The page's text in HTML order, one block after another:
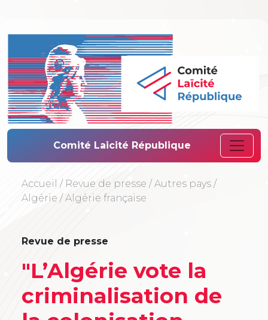
Comité Laïcité
Comité Laicité République
Accueil / Revue de presse / Autres pays /
Algérie / Algérie française
Revue de presse
"L’Algérie vote la
criminalisation de